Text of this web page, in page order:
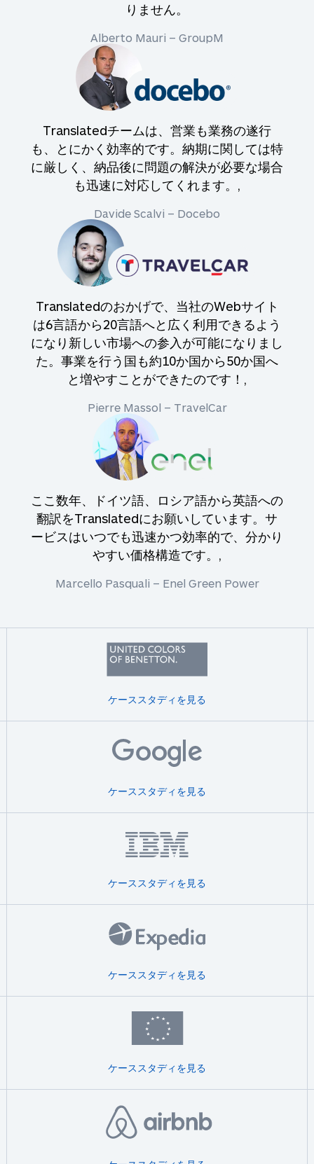
りません。
Alberto Mauri – GroupM
Translatedチームは、営業も業務の遂行
も、とにかく効率的です。納期に関しては特
に厳しく、納品後に問題の解決が必要な場合
も迅速に対応してくれます。,
Davide Scalvi – Docebo
Translatedのおかげで、当社のWebサイト
は6言語から20言語へと広く利用できるよう
になり新しい市場への参入が可能になりまし
た。事業を行う国も約10か国から50か国へ
と増やすことができたのです！,
Pierre Massol – TravelCar
ここ数年、ドイツ語、ロシア語から英語への
翻訳をTranslatedにお願いしています。サ
ービスはいつでも迅速かつ効率的で、分かり
やすい価格構造です。,
Marcello Pasquali – Enel Green Power
ケーススタディを見る
ケーススタディを見る
ケーススタディを見る
ケーススタディを見る
ケーススタディを見る